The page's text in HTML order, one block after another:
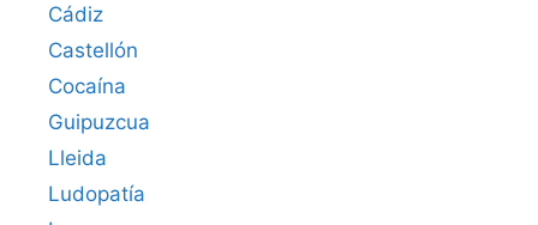
Cádiz
Castellón
Cocaína
Guipuzcua
Lleida
Ludopatía